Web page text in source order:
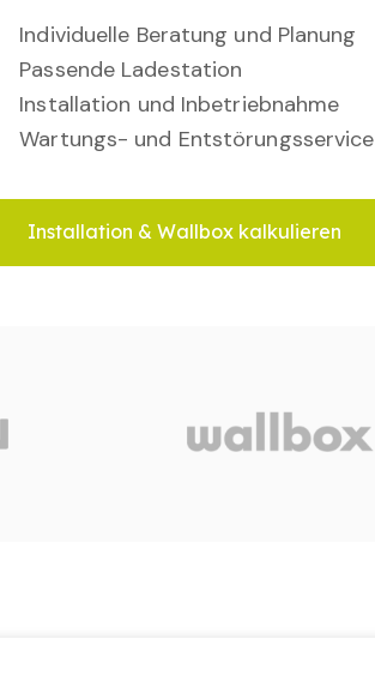
Individuelle Beratung und Planung
Passende Ladestation
Installation und Inbetriebnahme
Wartungs- und Entstörungsservice
Installation & Wallbox kalkulieren